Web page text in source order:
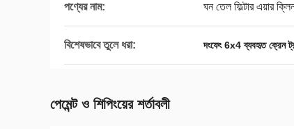
পণ্যের নাম: ঘন তেল ফিল্টার এয়ার
বিশেষভাবে তুলে ধরা: দংফেং 6x4 ব্যবহৃত ক্রেন
পেমেন্ট ও শিপিংয়ের শর্তাবলী